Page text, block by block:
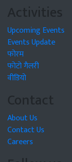
Activities
Upcoming Events
Events Update
फोरम
फोटो गैलरी
वीडियो
Contact
About Us
Contact Us
Careers